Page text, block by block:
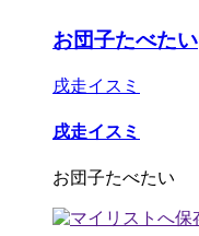
お団子たべたい
戌走イスミ
戌走イスミ
お団子たべたい